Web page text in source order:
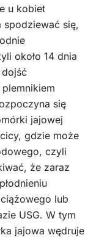
u kobiet
spodziewać się,
około 14 dnia
się
jajowej
gdzie może
czyli
że zaraz
lub
USG. W tym
jajowa wędruje